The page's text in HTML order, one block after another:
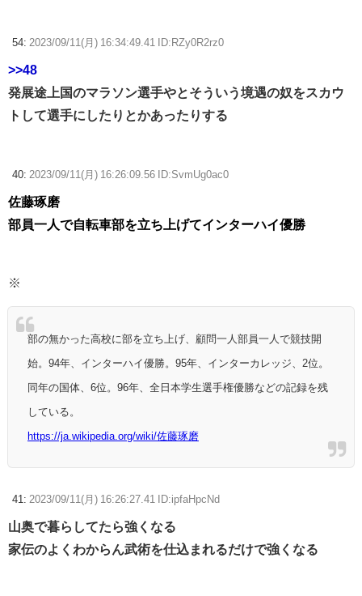
54: 2023/09/11(月) 16:34:49.41 ID:RZy0R2rz0
>>48
発展途上国のマラソン選手やとそういう境遇の奴をスカウ
トして選手にしたりとかあったりする
40: 2023/09/11(月) 16:26:09.56 ID:SvmUg0ac0
佐藤琢磨
部員一人で自転車部を立ち上げてインターハイ優勝
※
部の無かった高校に部を立ち上げ、顧問一人部員一人で競技開
始。94年、インターハイ優勝。95年、インターカレッジ、2位。
同年の国体、6位。96年、全日本学生選手権優勝などの記録を残
している。
https://ja.wikipedia.org/wiki/佐藤琢磨
41: 2023/09/11(月) 16:26:27.41 ID:ipfaHpcNd
山奥で暮らしてたら強くなる
家伝のよくわからん武術を仕込まれるだけで強くなる